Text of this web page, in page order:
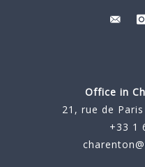
Office in
21, rue de
+33 1